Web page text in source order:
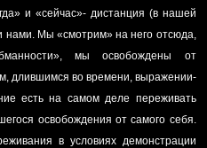
и «сейчас»- дистанция (в нашей
Мы «смотрим» на него отсюда,
мы освобождены от
длившимся во времени, выражении-
есть на самом деле переживать
освобождения от самого себя.
в условиях демонстрации